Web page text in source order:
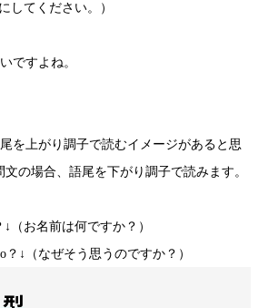
してください。）
ですよね。
を上がり調子で読むイメージがあると思
文の場合、語尾を下がり調子で読みます。
↓（お名前は何ですか？）
？↓（なぜそう思うのですか？）